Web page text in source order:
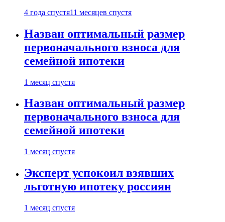
4 года спустя11 месяцев спустя
Назван оптимальный размер
первоначального взноса для
семейной ипотеки
1 месяц спустя
Назван оптимальный размер
первоначального взноса для
семейной ипотеки
1 месяц спустя
Эксперт успокоил взявших
льготную ипотеку россиян
1 месяц спустя